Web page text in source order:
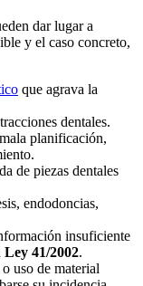
dar lugar a
y el caso concreto,
que agrava la
dentales.
planificación,
de piezas dentales
endodoncias,
insuficiente
Ley 41/2002.
uso de material